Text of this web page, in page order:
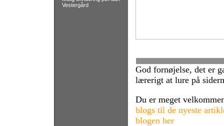
Vestergård
God fornøjelse, det er
lærerigt at lure på
Du er meget
blogs til de nyeste
blogen her